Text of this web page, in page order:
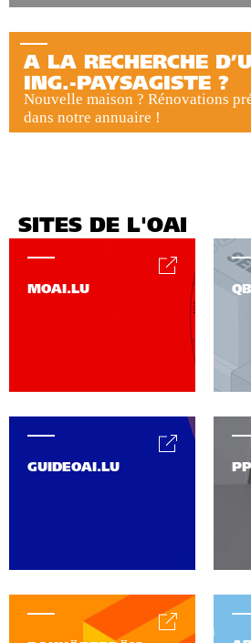
A LA RECHERCHE
ING.-PAYSAGISTE ?
Nouvelle maison ? Rénovations
dans notre annuaire !
SITES DE L'OAI
MOAI.LU
GUIDEOAI.LU